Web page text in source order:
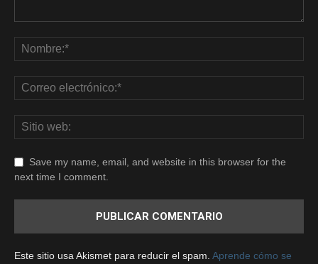
Save my name, email, and website in this browser for the
next time I comment.
Este sitio usa Akismet para reducir el spam. Aprende cómo se